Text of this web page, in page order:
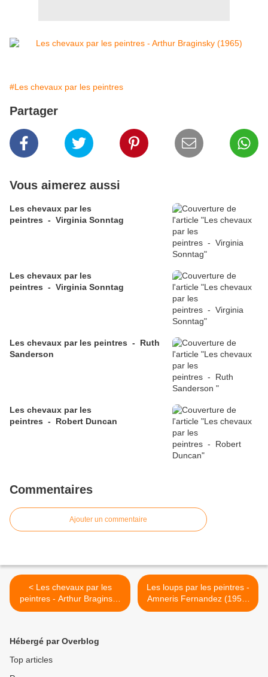
#Les chevaux par les peintres
Partager
Vous aimerez aussi
Les chevaux par les
peintres - Virginia Sonntag
Les chevaux par les
peintres - Virginia Sonntag
Les chevaux par les peintres - Ruth
Sanderson
Les chevaux par les
peintres - Robert Duncan
Commentaires
Ajouter un commentaire
< Les chevaux par les
peintres - Arthur Braginsky
(1965)
Les loups par les peintres -
Amneris Fernandez (1950)
>
Hébergé par Overblog
Top articles